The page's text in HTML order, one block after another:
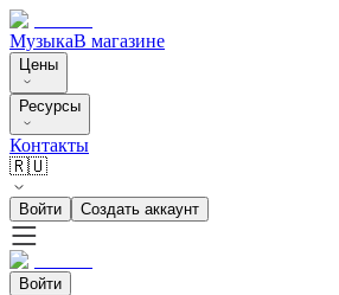
МузыкаВ магазине
Цены
Ресурсы
Контакты
🇷🇺
Войти Создать аккаунт
Войти